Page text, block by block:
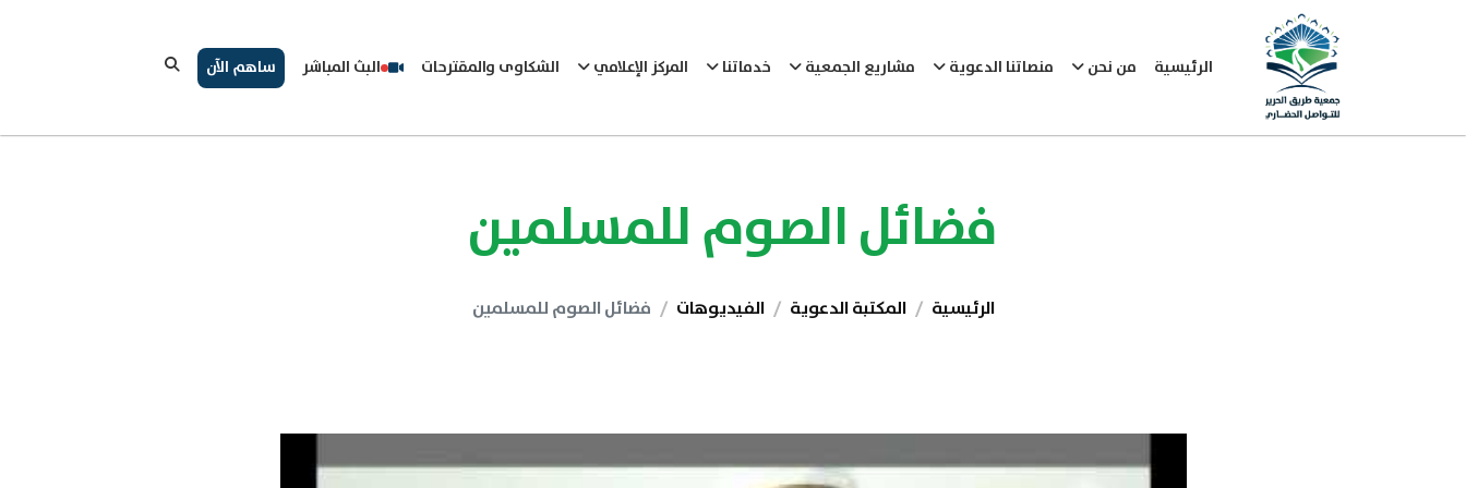
الرئيسية من نحن منصاتنا الدعوية مشاريع الجمعية خدماتنا المركز الإعلامي الشكاوى والمقترحات البث المباشر ساهم الآن
فضائل الصوم للمسلمين
الرئيسية المكتبة الدعوية الفيديوهات فضائل الصوم للمسلمين